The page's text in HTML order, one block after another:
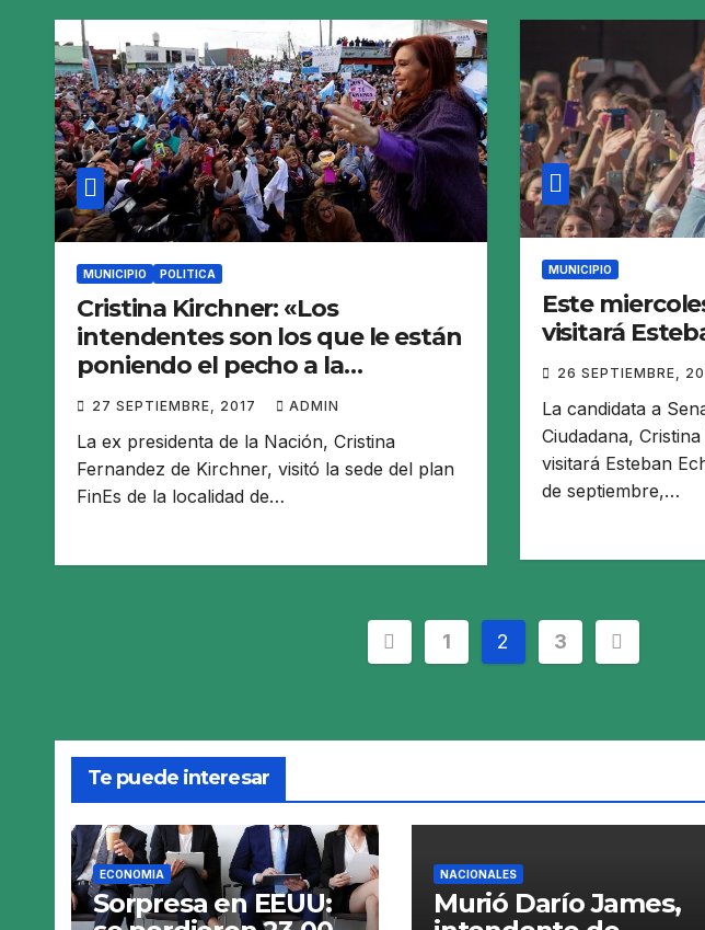
MUNICIPIO POLITICA
Cristina Kirchner: «Los
intendentes son los que le están
poniendo el pecho a la
situación»
27 SEPTIEMBRE, 2017 ADMIN
La ex presidenta de la Nación, Cristina
Fernandez de Kirchner, visitó la sede del plan
FinEs de la localidad de…
MUNICIPIO
Este
visitará
26 SEPTIEMBRE,
La candidata a
Ciudadana,
visitará Esteban
de septiembre,…
Paginación
entradas
1 2 3
Te puede interesar
ECONOMIA
Sorpresa en EEUU:
NACIONALES
Murió Darío James,